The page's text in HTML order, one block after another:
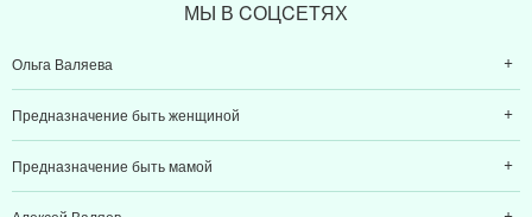
МЫ В CОЦCЕТЯХ
Ольга Валяева
Предназначение быть женщиной
Предназначение быть мамой